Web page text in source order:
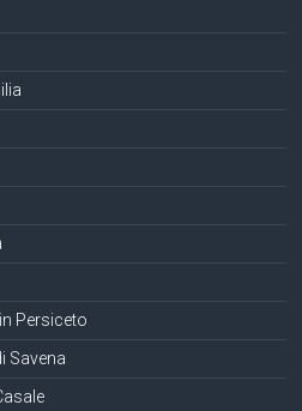
Persiceto
Savena